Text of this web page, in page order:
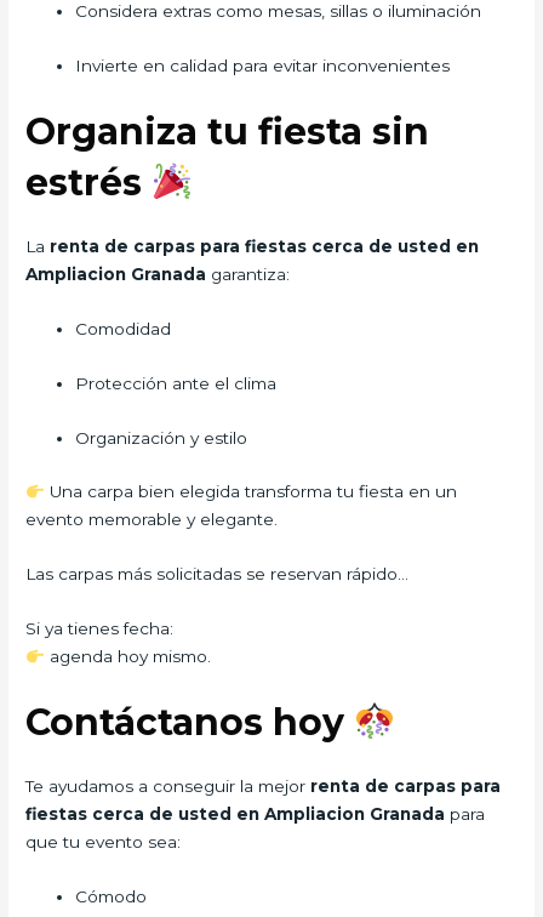
Considera extras como mesas, sillas o iluminación
Invierte en calidad para evitar inconvenientes
Organiza tu fiesta sin
estrés
La renta de carpas para fiestas cerca de usted en
Ampliacion Granada garantiza:
Comodidad
Protección ante el clima
Organización y estilo
Una carpa bien elegida transforma tu fiesta en un
evento memorable y elegante.
Las carpas más solicitadas se reservan rápido…
Si ya tienes fecha:
agenda hoy mismo.
Contáctanos hoy
Te ayudamos a conseguir la mejor renta de carpas para
fiestas cerca de usted en Ampliacion Granada para
que tu evento sea:
Cómodo